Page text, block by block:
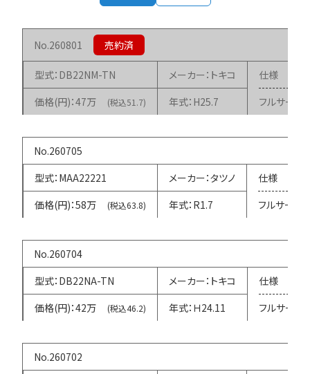
260801
47万 (税込51.7)
トキコ
H25.7
DB22NM-TN
フルサービ
260705
58万 (税込63.8)
タツノ
R1.7
MAA22221
フルサービ
260704
42万 (税込46.2)
トキコ
Ｈ24.11
DB22NA-TN
フルサービ
260702